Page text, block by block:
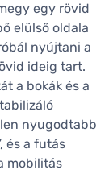
egy rövid
elülső oldala
nyújtani a
ideig tart.
a bokák és a
nyugodtabb
és a futás
mobilitás